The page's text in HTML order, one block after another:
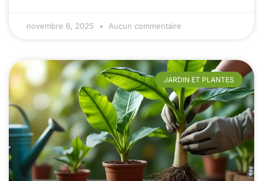
novembre 6, 2025 Aucun commentaire
JARDIN ET PLANTES